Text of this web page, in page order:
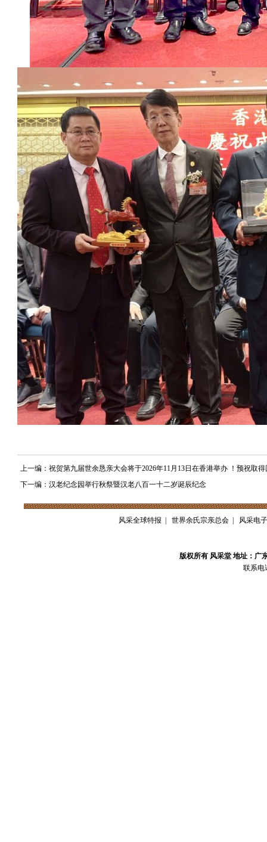
上一编：祝贺第九届世余恳亲大会将于2026年11月13日在香港举办 ！预祝取
下一编：汉老纪念园举行秋祭暨汉老八百一十二岁诞辰纪念
风采全球特报 世界余氏宗亲总会 风采电
版权所有 风采堂 地址：广
联系电